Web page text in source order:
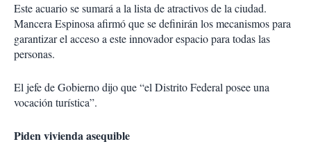
Este acuario se sumará a la lista de atractivos de la ciudad.
Mancera Espinosa afirmó que se definirán los mecanismos para
garantizar el acceso a este innovador espacio para todas las
personas.
El jefe de Gobierno dijo que “el Distrito Federal posee una
vocación turística”.
Piden vivienda asequible